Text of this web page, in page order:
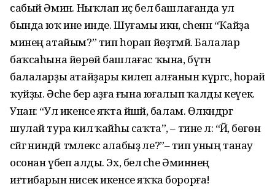
сабый Әминә. Ныҡлап иҫ белә башлағанда ул
бында юҡ ине инде. Шуғамы икән, әсәһенән “Ҡайҙа
минең атайым?” тип һорап йөҙәтмәй. Балалар
баҡсаһына йөрөй башлағас ҡына, бүтән
балаларҙы атайҙары килеп алғанын күргәс, һорай
ҡуйҙы. Әсәһе бер аҙға ғына юғалып ҡалды кеүек.
Унан: “Ул икенсе яҡта йәшәй, балам. Өлкәндәргә
шулай тура килә ҡайһы саҡта”, – тине лә: “Йәә, бөгөн
сәйгә ниндәй тәмлекәс алабыҙ әле?”– тип уның танау
осонан үбеп алды. Эх, белә әсәһе Әминәнең
иғтибарын нисек икенсе яҡҡа борорға!